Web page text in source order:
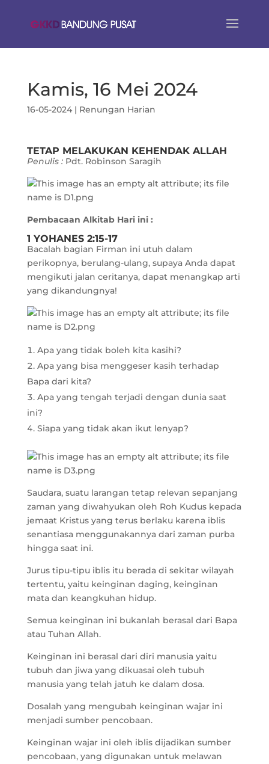
Kamis, 16 Mei 2024
16-05-2024| Renungan Harian
TETAP MELAKUKAN KEHENDAK ALLAH
Penulis : Pdt. Robinson Saragih
Pembacaan Alkitab Hari ini :
1 YOHANES 2:15-17
Bacalah bagian Firman ini utuh dalam
perikopnya, berulang-ulang, supaya Anda dapat
mengikuti jalan ceritanya, dapat menangkap arti
yang dikandungnya!
Apa yang tidak boleh kita kasihi?
Apa yang bisa menggeser kasih terhadap
Bapa dari kita?
Apa yang tengah terjadi dengan dunia saat
ini?
Siapa yang tidak akan ikut lenyap?
Saudara, suatu larangan tetap relevan sepanjang
zaman yang diwahyukan oleh Roh Kudus kepada
jemaat Kristus yang terus berlaku karena iblis
senantiasa menggunakannya dari zaman purba
hingga saat ini.
Jurus tipu-tipu iblis itu berada di sekitar wilayah
tertentu, yaitu keinginan daging, keinginan
mata dan keangkuhan hidup.
Semua keinginan ini bukanlah berasal dari Bapa
atau Tuhan Allah.
Keinginan ini berasal dari diri manusia yaitu
tubuh dan jiwa yang dikuasai oleh tubuh
manusia yang telah jatuh ke dalam dosa.
Dosalah yang mengubah keinginan wajar ini
menjadi sumber pencobaan.
Keinginan wajar ini oleh iblis dijadikan sumber
pencobaan, yang digunakan untuk melawan